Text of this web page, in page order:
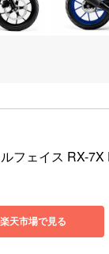
フェイス RX-
楽天市場で見る